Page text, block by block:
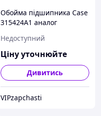
Обойма підшипника Case
315424A1 аналог
Недоступний
Ціну уточнюйте
Дивитись
VIPzapchasti